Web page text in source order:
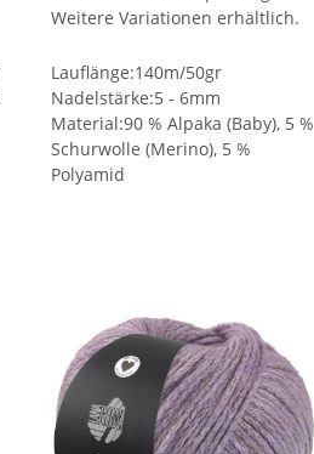
Weitere Variationen erhältlich.
Lauflänge:140m/50gr
Nadelstärke:5 - 6mm
Material:90 % Alpaka (Baby), 5 %
Schurwolle (Merino), 5 %
Polyamid